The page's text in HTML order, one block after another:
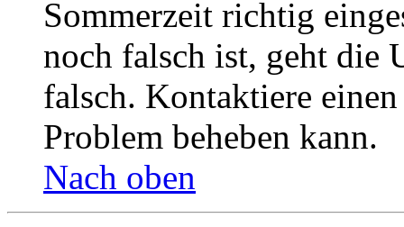
Sommerzeit richtig
noch falsch ist, geht die
falsch. Kontaktiere
Problem beheben kann.
Nach oben